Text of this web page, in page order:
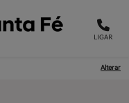
LIGAR
Alterar